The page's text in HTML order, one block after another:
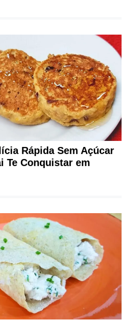
Rápida Sem Açúcar
Te Conquistar em